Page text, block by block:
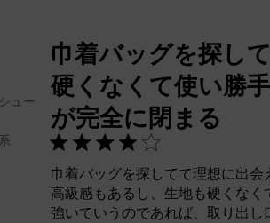
ュー
巾着バッグを探し
硬くなくて使い勝
が完全に閉まる
巾着バッグを探してて理想に出会
高級感もあるし、生地も硬くなく
強いていうのであれば、取り出